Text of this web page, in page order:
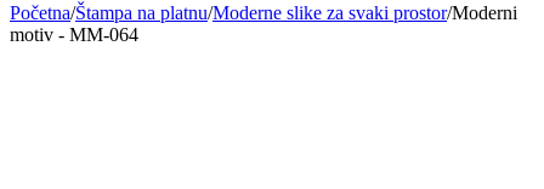
Početna/Štampa na platnu/Moderne slike za svaki prostor/Moderni
motiv - MM-064